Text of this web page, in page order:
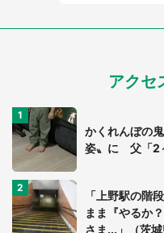
アクセ
かくれんぼの
姿〟に 父「2
「上野駅の階
まま『やるか
さま...」（茨